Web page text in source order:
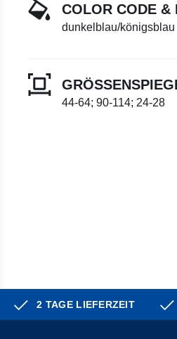
COLOR CODE &
dunkelblau/königsblau
44-64; 90-114; 24-28
2 TAGE LIEFERZEIT